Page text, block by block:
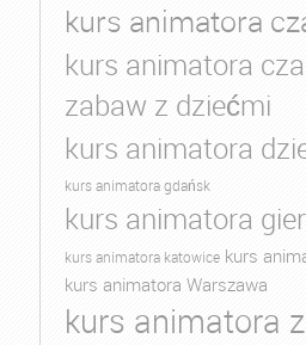
kurs animatora
kurs animatora
zabaw z dziećmi
kurs animatora
kurs animatora gdańsk
kurs animatora
kurs animatora katowice kurs
kurs animatora Warszawa
kurs animatora